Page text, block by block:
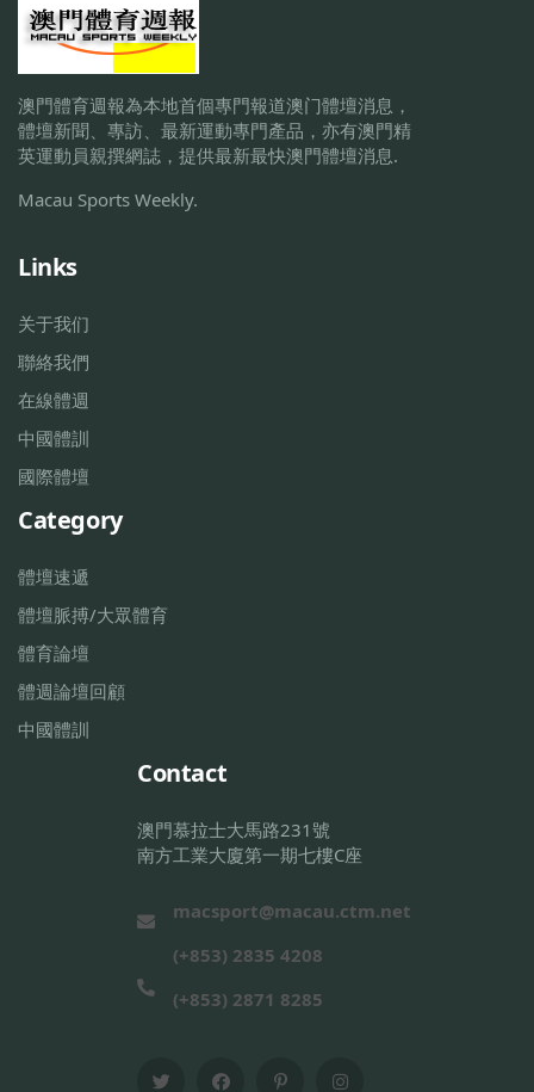
澳門體育週報為本地首個專門報道澳门體壇消息，
體壇新聞、專訪、最新運動專門產品，亦有澳門精
英運動員親撰網誌，提供最新最快澳門體壇消息.
Macau Sports Weekly.
Links
关于我们
聯絡我們
在線體週
中國體訓
國際體壇
Category
體壇速遞
體壇脈搏/大眾體育
體育論壇
體週論壇回顧
中國體訓
Contact
澳門慕拉士大馬路231號
南方工業大廈第一期七樓C座
macsport@macau.ctm.net
(+853) 2835 4208
(+853) 2871 8285